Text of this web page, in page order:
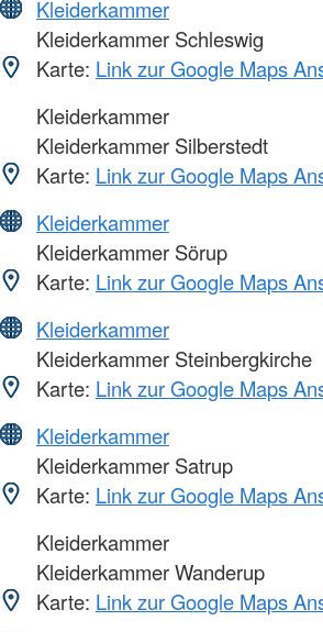
Kleiderkammer
Kleiderkammer Schleswig
Karte: Link zur Google Maps
Kleiderkammer
Kleiderkammer Silberstedt
Karte: Link zur Google Maps
Kleiderkammer
Kleiderkammer Sörup
Karte: Link zur Google Maps
Kleiderkammer
Kleiderkammer Steinbergkirche
Karte: Link zur Google Maps
Kleiderkammer
Kleiderkammer Satrup
Karte: Link zur Google Maps
Kleiderkammer
Kleiderkammer Wanderup
Karte: Link zur Google Maps